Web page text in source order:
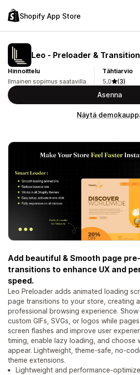
Shopify App Store
Leo ‑ Preloader &
Hinnoittelu
Ilmainen sopimus saatavilla
Tähtiarvio
5,0
(3)
Asenna
Näytä
Add beautiful & Smooth page
transitions to enhance UX and
speed.
Leo Preloader adds animated loading
page transitions to your store, creating
professional browsing experience.
custom GIFs, SVGs, or logos while
screen flashes and improve user
timing, enable lazy loading, and choose
appear. Lightweight, theme-safe, no-
theme extensions.
Lightweight and performance-